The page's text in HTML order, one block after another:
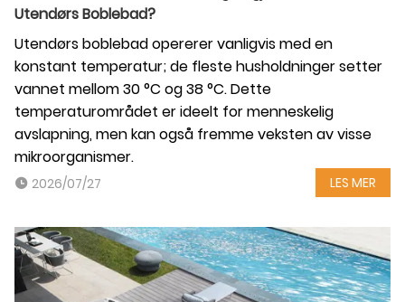
Utendørs Boblebad?
Utendørs boblebad opererer vanligvis med en
konstant temperatur; de fleste husholdninger setter
vannet mellom 30 °C og 38 °C. Dette
temperaturområdet er ideelt for menneskelig
avslapning, men kan også fremme veksten av visse
mikroorganismer.
2026/07/27 LES MER